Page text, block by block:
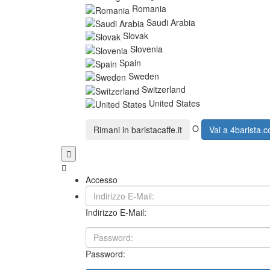
Romania
Saudi Arabia
Slovak
Slovenia
Spain
Sweden
Switzerland
United States
Rimani in baristacaffe.it O Vai a
Accesso
Indirizzo E-Mail:
Password: